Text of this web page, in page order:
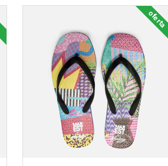
oferta